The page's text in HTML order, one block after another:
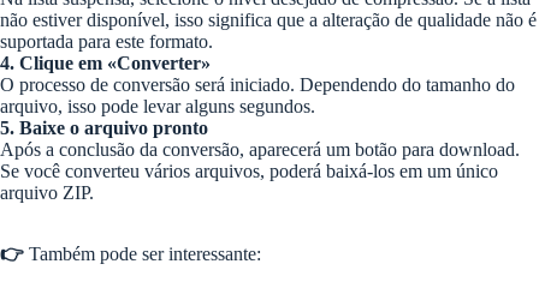
não estiver disponível, isso significa que a alteração de qualidade não é
suportada para este formato.
4. Clique em «Converter»
O processo de conversão será iniciado. Dependendo do tamanho do
arquivo, isso pode levar alguns segundos.
5. Baixe o arquivo pronto
Após a conclusão da conversão, aparecerá um botão para download.
Se você converteu vários arquivos, poderá baixá-los em um único
arquivo ZIP.
👉 Também pode ser interessante: